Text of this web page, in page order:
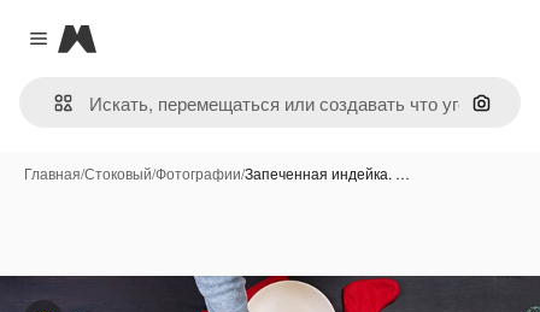
Close menu
Magnific
Поиск
Главная/Стоковый/Фотографии/Запеченная индейка. …